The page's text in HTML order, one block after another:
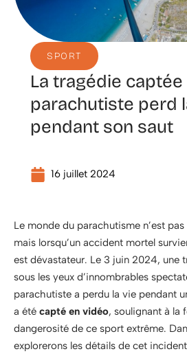
SPORT
La tragédie captée
parachutiste perd
pendant son saut
16 juillet 2024
Le monde du parachutisme n’est
mais lorsqu’un accident mortel
est dévastateur. Le 3 juin 2024, une
sous les yeux d’innombrables
parachutiste a perdu la vie pendant
a été capté en vidéo, soulignant à la
dangerosité de ce sport extrême.
explorerons les détails de cet